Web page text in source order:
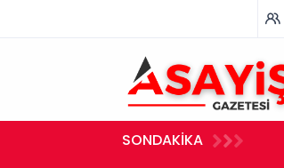
SONDAKİKA